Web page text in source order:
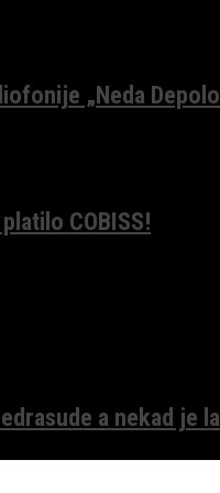
„Neda
COBISS!
a nekad je